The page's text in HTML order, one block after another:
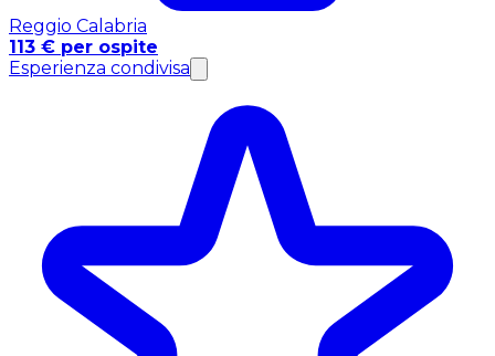
Reggio Calabria
113 € per ospite
Esperienza condivisa